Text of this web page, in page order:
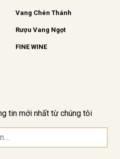
Vang Chén Thánh
Rượu Vang Ngọt
FINE WINE
tin mới nhất từ chúng tôi